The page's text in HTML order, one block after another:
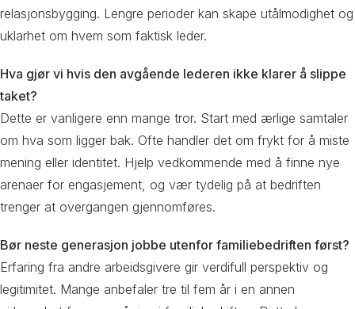
relasjonsbygging. Lengre perioder kan skape utålmodighet og
uklarhet om hvem som faktisk leder.
Hva gjør vi hvis den avgående lederen ikke klarer å slippe
taket?
Dette er vanligere enn mange tror. Start med ærlige samtaler
om hva som ligger bak. Ofte handler det om frykt for å miste
mening eller identitet. Hjelp vedkommende med å finne nye
arenaer for engasjement, og vær tydelig på at bedriften
trenger at overgangen gjennomføres.
Bør neste generasjon jobbe utenfor familiebedriften først?
Erfaring fra andre arbeidsgivere gir verdifull perspektiv og
legitimitet. Mange anbefaler tre til fem år i en annen